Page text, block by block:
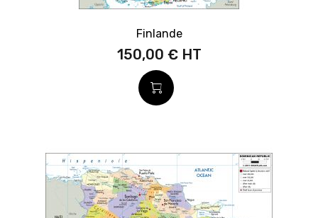
Finlande
150,00 €